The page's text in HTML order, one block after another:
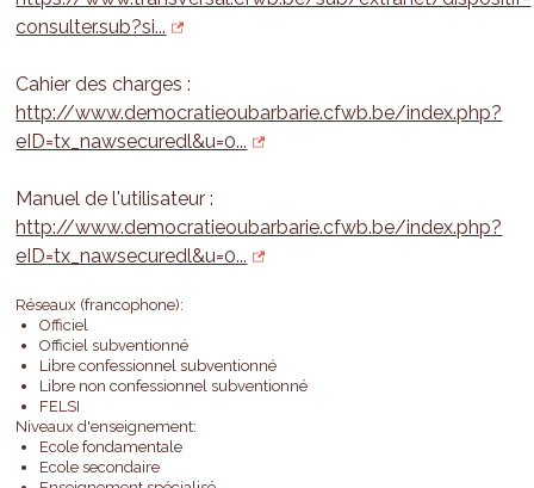
consulter.sub?si...
Cahier des charges :
http://www.democratieoubarbarie.cfwb.be/index.php?
eID=tx_nawsecuredl&u=0...
Manuel de l'utilisateur :
http://www.democratieoubarbarie.cfwb.be/index.php?
eID=tx_nawsecuredl&u=0...
Réseaux (francophone):
Officiel
Officiel subventionné
Libre confessionnel subventionné
Libre non confessionnel subventionné
FELSI
Niveaux d'enseignement:
Ecole fondamentale
Ecole secondaire